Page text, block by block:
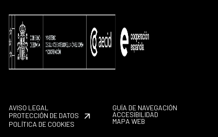
AVISO LEGAL
PROTECCIÓN DE DATOS
POLÍTICA DE COOKIES
GUÍA DE NAVEGACIÓN
ACCESIBILIDAD
MAPA WEB